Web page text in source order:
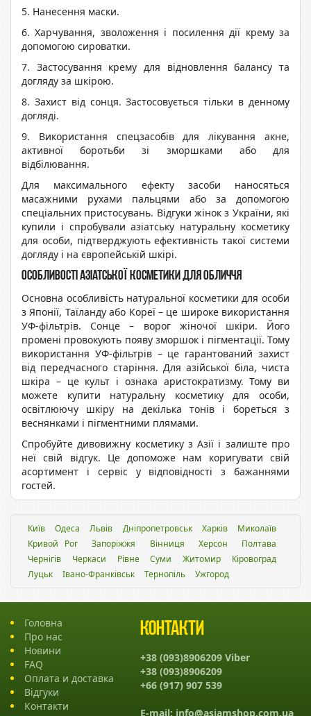
5. Нанесення маски.
6. Харчування, зволоження і посилення дії крему за
допомогою сироватки.
7. Застосування крему для відновлення балансу та
догляду за шкірою.
8. Захист від сонця. Застосовується тільки в денному
догляді.
9. Використання спецзасобів для лікування акне,
активної боротьби зі зморшками або для
відбілювання.
Для максимального ефекту засоби наносяться
масажними рухами пальцями або за допомогою
спеціальних пристосувань. Відгуки жінок з України, які
купили і спробували азіатську натуральну косметику
для особи, підтверджують ефективність такої системи
догляду і на європейській шкірі.
Особливості азіатської косметики для обличчя
Основна особливість натуральної косметики для особи
з Японії, Таїланду або Кореї – це широке використання
УФ-фільтрів. Сонце – ворог жіночої шкіри. Його
промені провокують появу зморшок і пігментації. Тому
використання УФ-фільтрів – це гарантований захист
від передчасного старіння. Для азійської біла, чиста
шкіра – це культ і ознака аристократизму. Тому ви
можете купити натуральну косметику для особи,
освітлюючу шкіру на декілька тонів і бореться з
веснянками і пігментними плямами.
Спробуйте дивовижну косметику з Азії і залиште про
неї свій відгук. Це допоможе нам коригувати свій
асортимент і сервіс у відповідності з бажаннями
гостей.
Київ Одеса Львiв Дніпропетровськ Харків
Миколаїв
Кривой Рог
Запоріжжя Вінниця Херсон
Полтава
Чернігів
Черкаси Рівне Суми Житомир
Кіровоград
Луцьк
Івано-Франківськ Тернопіль Ужгород
Головна
Про нас
Новини
FAQ
Оплата и доставка
Відгуки
Контакти
Контакти
+38 (093)8906209 Viber
+38 (093)8906209
+66 (917) 907 539
E-mail: info@asiamshop.com.ua